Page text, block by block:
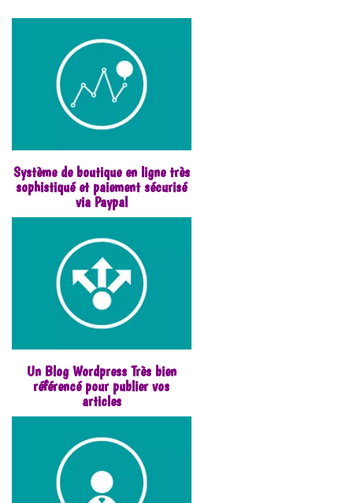
Système de boutique en ligne très
sophistiqué et paiement sécurisé
via Paypal
Un Blog Wordpress Très bien
référencé pour publier vos
articles